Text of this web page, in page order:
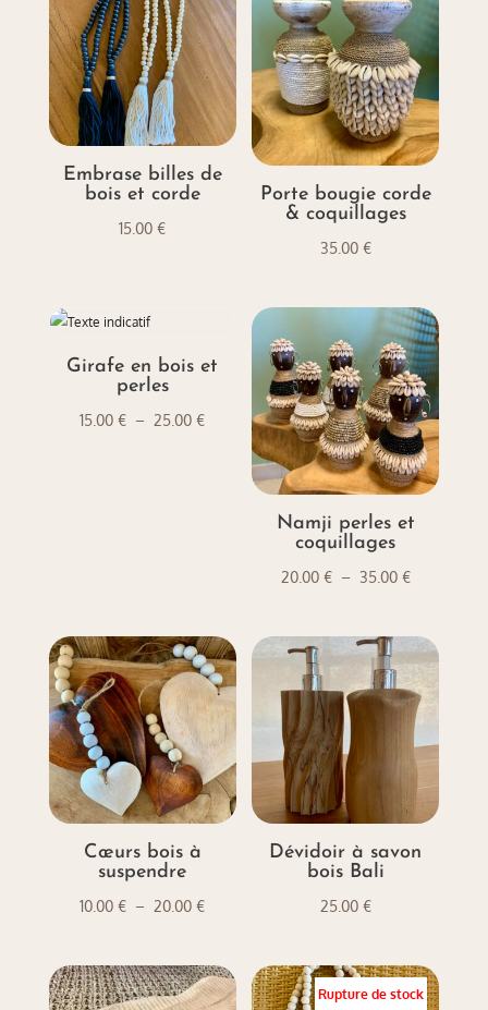
Embrase billes de
bois et corde
15.00€
Porte bougie corde
& coquillages
35.00 €
Girafe en bois et
perles
15.00€ – 25.00€Plage
Namji perles et
coquillages
20.00 € – 35.00 €Plage
prix :
20.00 €
à
35.00 €
Cœurs bois à
suspendre
10.00€ – 20.00€Plage
prix :
10.00 €
Dévidoir à savon
bois Bali
25.00 €
Rupture de stock